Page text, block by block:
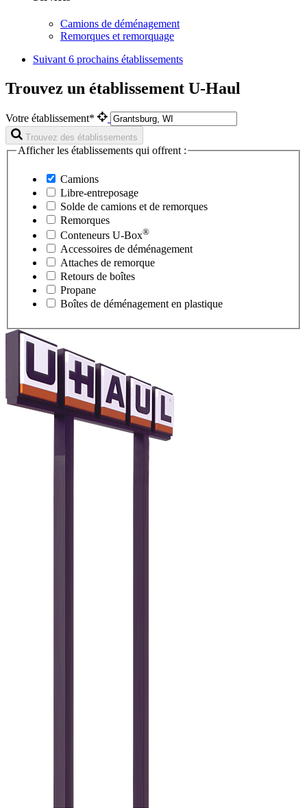
Camions de déménagement
Remorques et remorquage
Suivant 6 prochains établissements
Trouvez un établissement U-Haul
Votre établissement*
Trouvez des établissements
Afficher les établissements qui offrent :
Camions
Libre-entreposage
Solde de camions et de remorques
Remorques
Conteneurs U-Box®
Accessoires de déménagement
Attaches de remorque
Retours de boîtes
Propane
Boîtes de déménagement en plastique